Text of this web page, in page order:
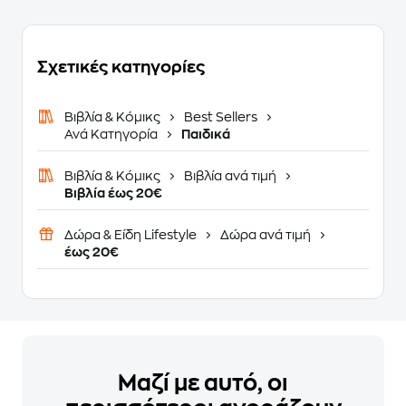
Σχετικές κατηγορίες
Βιβλία & Κόμικς
Best Sellers
Ανά Κατηγορία
Παιδικά
Βιβλία & Κόμικς
Βιβλία ανά τιμή
Βιβλία έως 20€
Δώρα & Είδη Lifestyle
Δώρα ανά τιμή
έως 20€
Μαζί με αυτό, οι